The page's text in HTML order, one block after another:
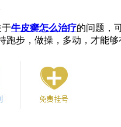
于牛皮癣怎么治疗的问题，
跑步，做操，多动，才能够